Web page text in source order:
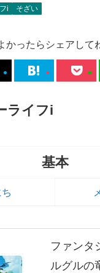
i そざい
かったらシェアして
ライフi
基本
ファンタ
ルグルの